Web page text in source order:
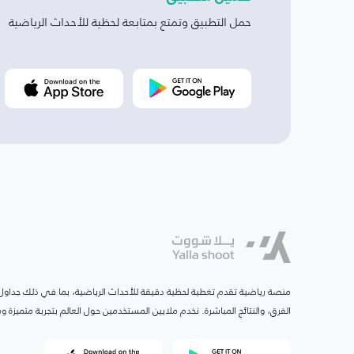
حمل التطبيق وتمتع بمتابعة لحظية للأحداث الرياضية
منصة رياضية تقدم تغطية لحظية دقيقة للأحداث الرياضية، بما في ذلك جداول
الفرق، والنتائج المباشرة. نخدم ملايين المستخدمين حول العالم بتجربة